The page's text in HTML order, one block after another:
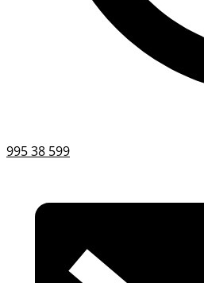
995 38 599